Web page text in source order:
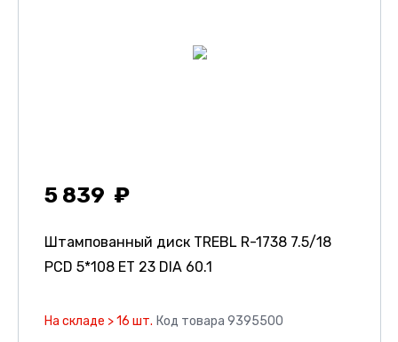
5 839
Штампованный диск TREBL R-1738 7.5/18
PCD 5*108 ET 23 DIA 60.1
На складе > 16 шт. Код товара 9395500